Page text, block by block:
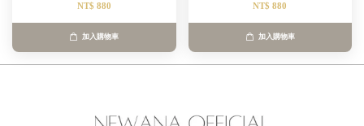
NT$ 880
加入購物車
NT$ 880
加入購物車